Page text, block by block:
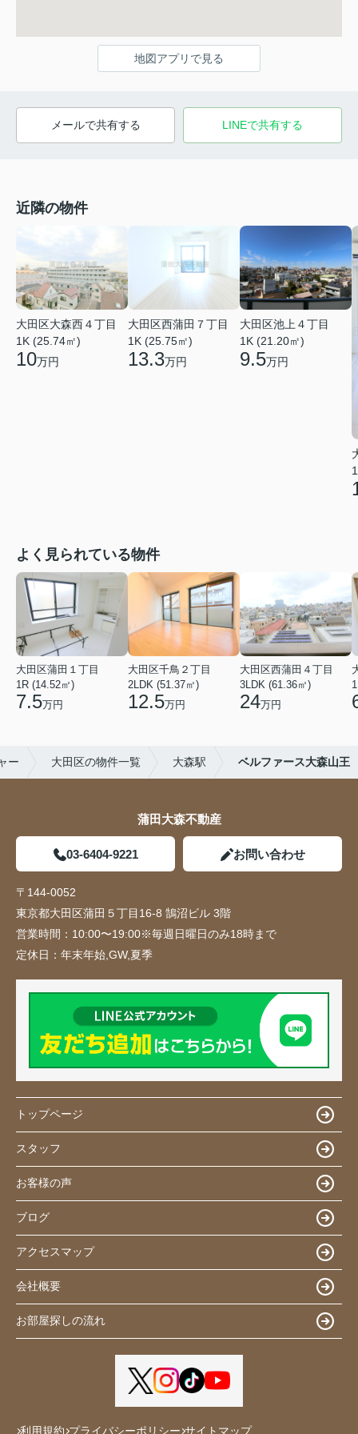
地図アプリで見る
メールで共有する LINEで共有する
近隣の物件
大田区大森西４丁目
1K (25.74㎡)
10万円
大田区西蒲田７丁目
1K (25.75㎡)
13.3万円
大田区池上４丁目
1K (21.20㎡)
9.5万円
よく見られている物件
大田区蒲田１丁目
1R (14.52㎡)
7.5万円
大田区千鳥２丁目
2LDK (51.37㎡)
12.5万円
大田区西蒲田４丁目
3LDK (61.36㎡)
24万円
ー 大田区の物件一覧 大森駅 ベルファース大森山王
蒲田大森不動産
03-6404-9221 お問い合わせ
〒144-0052
東京都大田区蒲田５丁目16-8 鵠沼ビル 3階
営業時間： 10:00〜19:00※毎週日曜日のみ18時まで
定休日： 年末年始,GW,夏季
トップページ
スタッフ
お客様の声
ブログ
アクセスマップ
会社概要
お部屋探しの流れ
利用規約 プライバシーポリシー サイトマップ